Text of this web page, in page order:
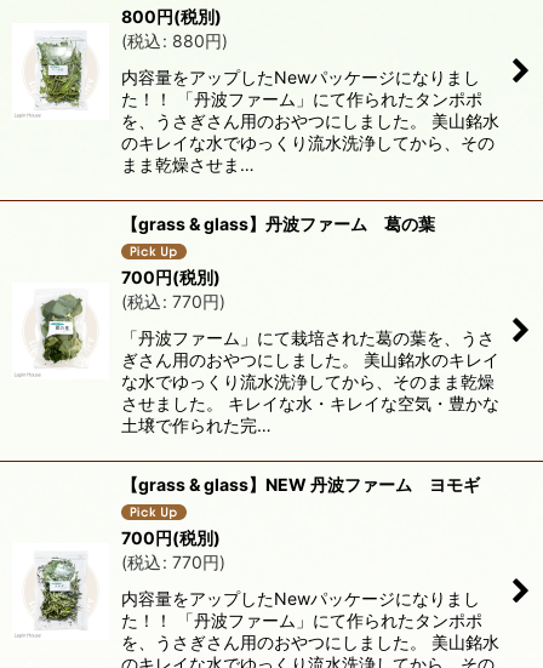
800円(税別)
(税込: 880円)
内容量をアップしたNewパッケージになりまし
た！！ 「丹波ファーム」にて作られたタンポポ
を、うさぎさん用のおやつにしました。 美山銘水
のキレイな水でゆっくり流水洗浄してから、その
まま乾燥させま…
【grass & glass】丹波ファーム 葛の葉
700円(税別)
(税込: 770円)
「丹波ファーム」にて栽培された葛の葉を、うさ
ぎさん用のおやつにしました。 美山銘水のキレイ
な水でゆっくり流水洗浄してから、そのまま乾燥
させました。 キレイな水・キレイな空気・豊かな
土壌で作られた完…
【grass & glass】NEW 丹波ファーム ヨモギ
700円(税別)
(税込: 770円)
内容量をアップしたNewパッケージになりまし
た！！ 「丹波ファーム」にて作られたタンポポ
を、うさぎさん用のおやつにしました。 美山銘水
のキレイな水でゆっくり流水洗浄してから、その